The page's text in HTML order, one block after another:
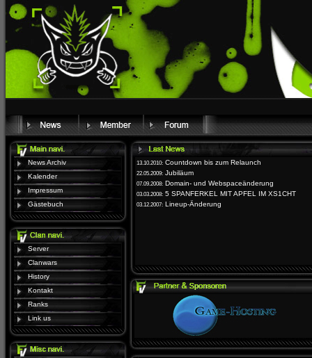
News Archiv
Kalender
Impressum
Gästebuch
Server
Clanwars
History
Kontakt
Ranks
Link us
13.10.2010: Countdown bis zum Relaunch
22.05.2009: Jubiläum
07.09.2008: Domain- und Webspaceänderung
03.03.2008: 5 SPANFERKEL MIT APFEL IM XS1CHT
03.12.2007: Lineup-Änderung